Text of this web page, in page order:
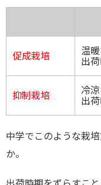
促成栽培
温
出
抑制栽培
冷
出
中学でこのような栽
か。